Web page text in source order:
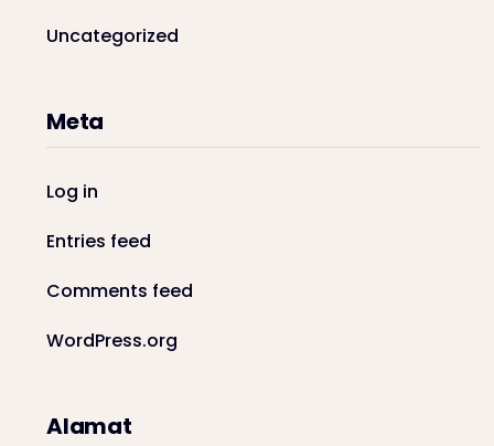
Uncategorized
Meta
Log in
Entries feed
Comments feed
WordPress.org
Alamat